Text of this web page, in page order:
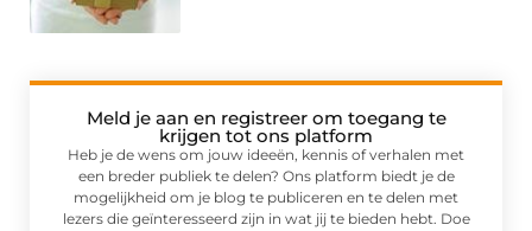
Meld je aan en registreer om toegang te
krijgen tot ons platform
Heb je de wens om jouw ideeën, kennis of verhalen met
een breder publiek te delen? Ons platform biedt je de
mogelijkheid om je blog te publiceren en te delen met
lezers die geïnteresseerd zijn in wat jij te bieden hebt. Doe